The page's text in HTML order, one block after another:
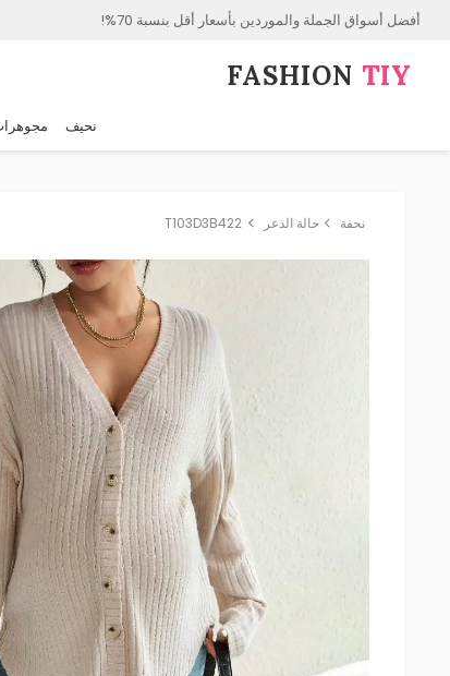
أفضل أسواق الجملة والموردين بأسعار أقل بنسبة 70%!
FASHION⁠ TIY
نحيف
نحفة حالة الذعر T103D3B422